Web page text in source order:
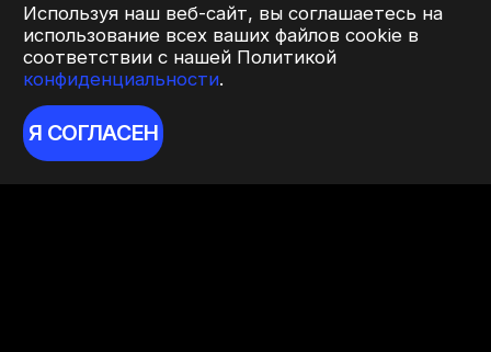
Используя наш веб-сайт, вы соглашаетесь на
использование всех ваших файлов cookie в
соответствии с нашей Политикой
конфиденциальности.
Я СОГЛАСЕН